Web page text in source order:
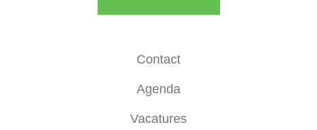
Contact
Agenda
Vacatures